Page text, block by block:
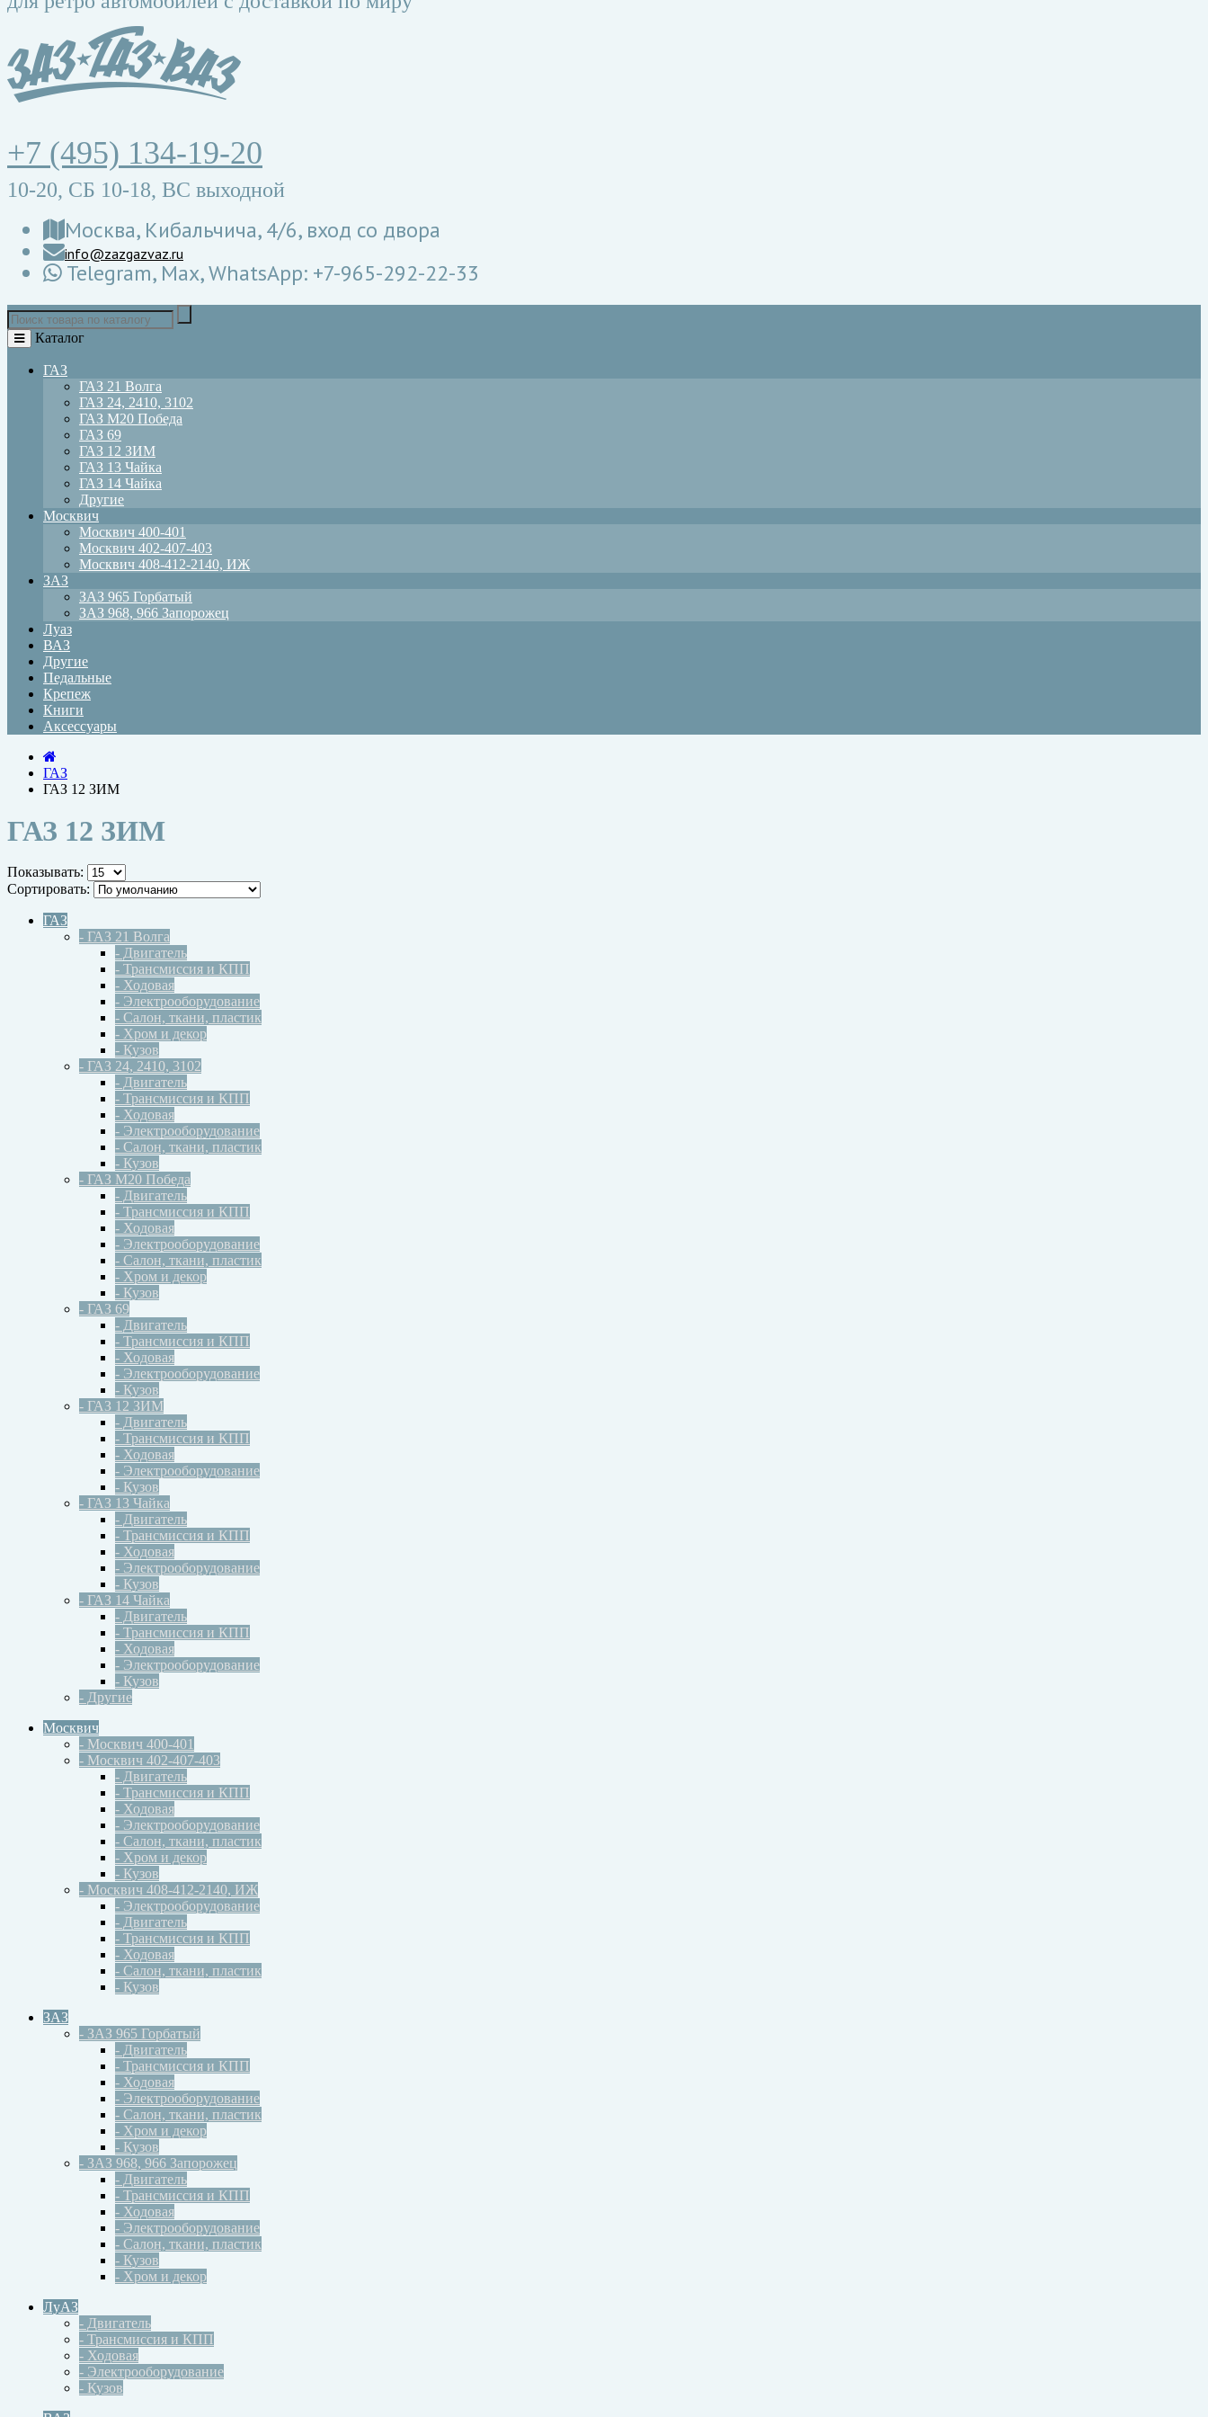
+7 (495) 134-19-20
10-20, СБ 10-18, ВС выходной
Москва, Кибальчича, 4/6, вход со двора
info@zazgazvaz.ru
Telegram, Max, WhatsApp: +7-965-292-22-33
Каталог
ГАЗ
ГАЗ 21 Волга
ГАЗ 24, 2410, 3102
ГАЗ М20 Победа
ГАЗ 69
ГАЗ 12 ЗИМ
ГАЗ 13 Чайка
ГАЗ 14 Чайка
Другие
Москвич
Москвич 400-401
Москвич 402-407-403
Москвич 408-412-2140, ИЖ
ЗАЗ
ЗАЗ 965 Горбатый
ЗАЗ 968, 966 Запорожец
Луаз
ВАЗ
Другие
Педальные
Крепеж
Книги
Аксессуары
ГАЗ
ГАЗ 12 ЗИМ
ГАЗ 12 ЗИМ
Показывать:
Сортировать:
ГАЗ
- ГАЗ 21 Волга
- Двигатель
- Трансмиссия и КПП
- Ходовая
- Электрооборудование
- Салон, ткани, пластик
- Хром и декор
- Кузов
- ГАЗ 24, 2410, 3102
- Двигатель
- Трансмиссия и КПП
- Ходовая
- Электрооборудование
- Салон, ткани, пластик
- Кузов
- ГАЗ М20 Победа
- Двигатель
- Трансмиссия и КПП
- Ходовая
- Электрооборудование
- Салон, ткани, пластик
- Хром и декор
- Кузов
- ГАЗ 69
- Двигатель
- Трансмиссия и КПП
- Ходовая
- Электрооборудование
- Кузов
- ГАЗ 12 ЗИМ
- Двигатель
- Трансмиссия и КПП
- Ходовая
- Электрооборудование
- Кузов
- ГАЗ 13 Чайка
- Двигатель
- Трансмиссия и КПП
- Ходовая
- Электрооборудование
- Кузов
- ГАЗ 14 Чайка
- Двигатель
- Трансмиссия и КПП
- Ходовая
- Электрооборудование
- Кузов
- Другие
Москвич
- Москвич 400-401
- Москвич 402-407-403
- Двигатель
- Трансмиссия и КПП
- Ходовая
- Электрооборудование
- Салон, ткани, пластик
- Хром и декор
- Кузов
- Москвич 408-412-2140, ИЖ
- Электрооборудование
- Двигатель
- Трансмиссия и КПП
- Ходовая
- Салон, ткани, пластик
- Кузов
ЗАЗ
- ЗАЗ 965 Горбатый
- Двигатель
- Трансмиссия и КПП
- Ходовая
- Электрооборудование
- Салон, ткани, пластик
- Хром и декор
- Кузов
- ЗАЗ 968, 966 Запорожец
- Двигатель
- Трансмиссия и КПП
- Ходовая
- Электрооборудование
- Салон, ткани, пластик
- Кузов
- Хром и декор
ЛуАЗ
- Двигатель
- Трансмиссия и КПП
- Ходовая
- Электрооборудование
- Кузов